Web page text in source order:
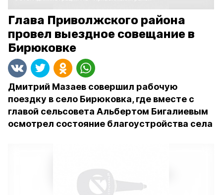
Глава Приволжского района
провел выездное совещание в
Бирюковке
Дмитрий Мазаев совершил рабочую
поездку в село Бирюковка, где вместе с
главой сельсовета Альбертом Бигалиевым
осмотрел состояние благоустройства села